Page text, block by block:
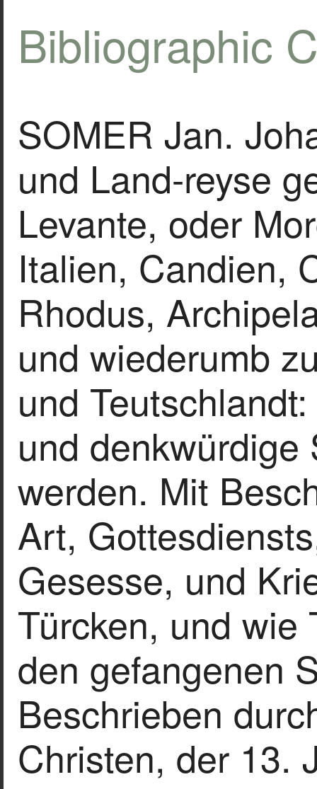
Bibliographic
SOMER Jan.
und Land-reyse
Levante, oder
Italien, Candien,
Rhodus,
und wiederumb
und
und
werden. Mit
Art,
Gesesse, und
Türcken, und wie
den gefangenen
Beschrieben
Christen, der 13.